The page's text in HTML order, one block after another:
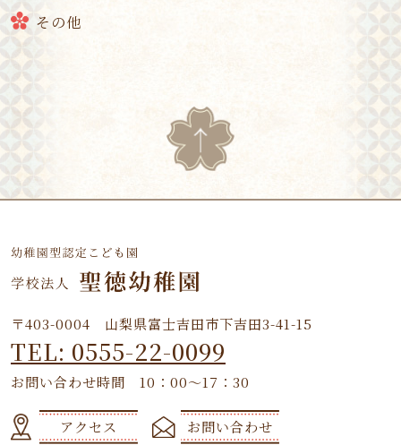
その他
〒403-0004 山梨県富士吉田市下吉田3-41-15
TEL: 0555-22-0099
お問い合わせ時間 10：00～17：30
アクセス お問い合わせ